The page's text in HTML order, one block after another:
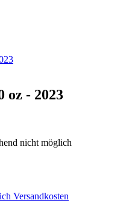
oz - 2023
nicht möglich
Versandkosten